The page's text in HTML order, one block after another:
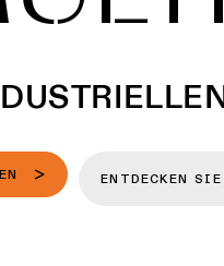
ENTDECKEN